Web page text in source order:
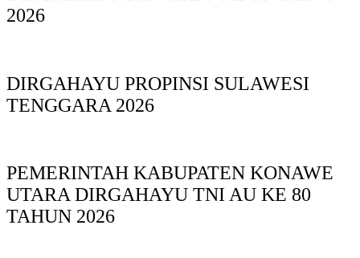
2026
DIRGAHAYU PROPINSI SULAWESI
TENGGARA 2026
PEMERINTAH KABUPATEN KONAWE
UTARA DIRGAHAYU TNI AU KE 80
TAHUN 2026